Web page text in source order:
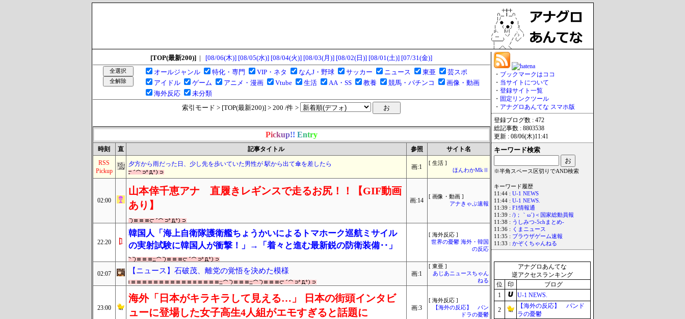
[TOP(最新200)] | [08/06(木)] [08/05(水)] [08/04(火)] [08/03(月)] [08/02(日)] [08/01(土)] [07/31(金)]
オールジャンル
特化・専門 VIP・ネタ なんJ・野球 サッカー ニュース 東亜
芸スポ
アイドル
ゲーム アニメ・漫画 Vtube 生活 AA・SS 教養 競馬・パチンコ
画像・動画
海外反応
未分類
索引モード > [TOP(最新200)] > 200 /件 >
Pickup!! Entry
時刻 直 記事タイトル 参照
サイト名
RSS
Pickup
夕方から雨だった日、少し先を歩いていた男性が 駅から出て傘を差したら 画:1
[ 生活 ]
ほんわかMkⅡ
02:00
山本倖千恵アナ 直履きレギンスで走るお尻！！【GIF動画
あり】
画:14
[ 画像・動画 ]
アナきゃぷ速報
22:20
韓国人「海上自衛隊護衛艦ちょうかいによるトマホーク巡航ミサイル
の実射試験に韓国人が衝撃！」→「着々と進む最新鋭の防衛装備‥」
[ 海外反応 ]
世界の憂鬱 海外・韓国
の反応
02:07 【ニュース】石破茂、離党の覚悟を決めた模様 画:1
[ 東亜 ]
あじあニュースちゃん
ねる
23:00
海外「日本がキラキラして見える…」 日本の街頭インタビ
ューに登場した女子高生4人組がエモすぎると話題に
画:3
[ 海外反応 ]
【海外の反応】 パン
ドラの憂鬱
・ ブックマークはココ
・ 当サイトについて
・ 登録サイト一覧
・ 固定リンクツール
・ アナグロあんてな スマホ版
登録ブログ数 : 472
総記事数 : 8803538
更新 : 08/06(木)11:41
キーワード検索
※半角スペース区切りでAND検索
キーワード履歴
11:44 : U-1 NEWS
11:44 : U-1 NEWS.
11:39 : F1情報通
11:39 : /)；｀ω´)＜国家総動員報
11:38 : うしみつ-5chまとめ-
11:36 :
くまニュース
11:35 : ブラウザゲーム速報
11:33 : かぞくちゃんねる
アナグロあんてな
逆アクセスランキング
位
印
ブログ
1
U-1 NEWS.
2
【海外の反応】 パンド
ラの憂鬱